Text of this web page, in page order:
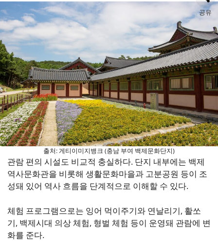
출처: 게티이미지뱅크 (충남 부여 백제문화단지)
관람 편의 시설도 비교적 충실하다. 단지 내부에는 백제
역사문화관을 비롯해 생활문화마을과 고분공원 등이 조
성돼 있어 역사 흐름을 단계적으로 이해할 수 있다.
체험 프로그램으로는 잉어 먹이주기와 연날리기, 활쏘
기, 백제시대 의상 체험, 형벌 체험 등이 운영돼 관람에 변
화를 준다.
공유